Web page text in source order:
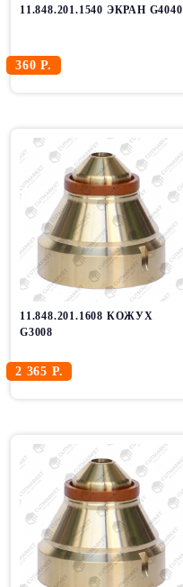
11.848.201.1540 ЭКРАН G4040
360 Р.
11.848.201.1608 КОЖУХ
G3008
2 365 Р.